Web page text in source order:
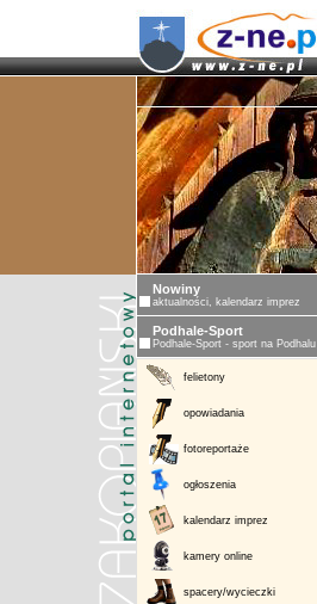
Nowiny
aktualności, kalendarz imprez
Podhale-Sport
Podhale-Sport - sport na Podhalu
felietony
opowiadania
fotoreportaże
ogłoszenia
kalendarz imprez
kamery online
spacery/wycieczki